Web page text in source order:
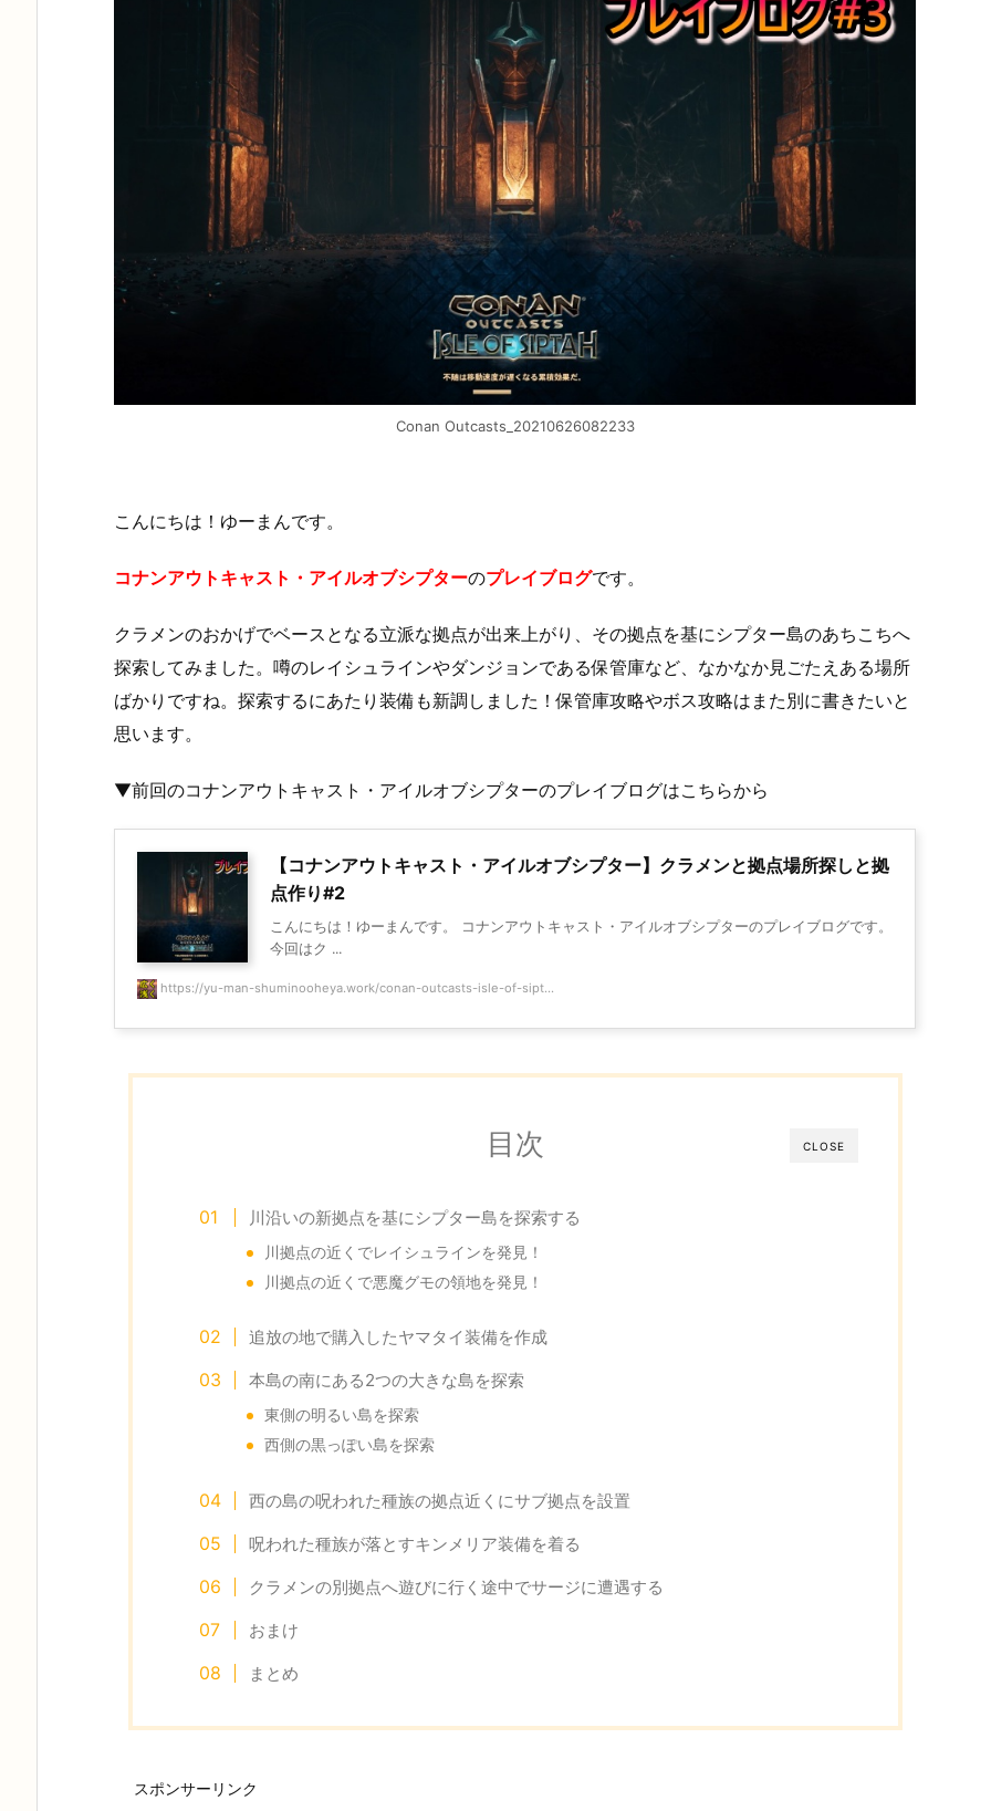
Conan Outcasts_20210626082233
こんにちは！ゆーまんです。
コナンアウトキャスト・アイルオブシプターのプレイブログです。
クラメンのおかげでベースとなる立派な拠点が出来上がり、その拠点を基にシプター島のあちこちへ
探索してみました。噂のレイシュラインやダンジョンである保管庫など、なかなか見ごたえある場所
ばかりですね。探索するにあたり装備も新調しました！保管庫攻略やボス攻略はまた別に書きたいと
思います。
▼前回のコナンアウトキャスト・アイルオブシプターのプレイブログはこちらから
【コナンアウトキャスト・アイルオブシプター】クラメンと拠点場所探しと拠
点作り#2
こんにちは！ゆーまんです。 コナンアウトキャスト・アイルオブシプターのプレイブログです。
今回はク ...
https://yu-man-shuminooheya.work/conan-outcasts-isle-of-sipt...
CLOSE
目次
川沿いの新拠点を基にシプター島を探索する
川拠点の近くでレイシュラインを発見！
川拠点の近くで悪魔グモの領地を発見！
追放の地で購入したヤマタイ装備を作成
本島の南にある2つの大きな島を探索
東側の明るい島を探索
西側の黒っぽい島を探索
西の島の呪われた種族の拠点近くにサブ拠点を設置
呪われた種族が落とすキンメリア装備を着る
クラメンの別拠点へ遊びに行く途中でサージに遭遇する
おまけ
まとめ
スポンサーリンク